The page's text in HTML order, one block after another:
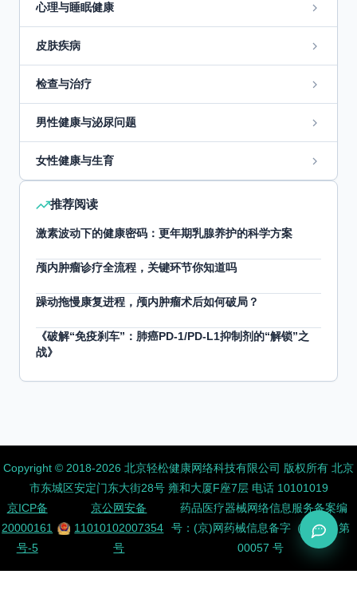
心理与睡眠健康
皮肤疾病
检查与治疗
男性健康与泌尿问题
女性健康与生育
推荐阅读
激素波动下的健康密码：更年期乳腺养护的科学方案
颅内肿瘤诊疗全流程，关键环节你知道吗
躁动拖慢康复进程，颅内肿瘤术后如何破局？
《破解“免疫刹车”：肺癌PD-1/PD-L1抑制剂的“解锁”之
战》
Copyright ©️ 2018-2026 北京轻松健康网络科技有限公司 版权所有 北京
市东城区安定门东大街28号 雍和大厦F座7层 电话 10101019
京ICP备
20000161
号-5
京公网安备
11010102007354
号
药品医疗器械网络信息服务备案编
号：(京)网药械信息备字（2026）第
00057 号